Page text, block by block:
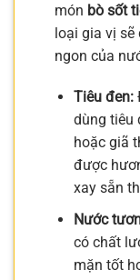
món bò sốt
loại gia vị
ngon của
Tiêu đen:
dùng tiêu
hoặc giã
được
xay sẵn
Nước
có chất
mặn tốt